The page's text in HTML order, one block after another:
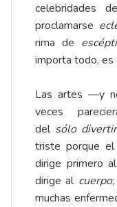
celebridades
proclamarse
rima de
importa todo, es
Las artes —y
veces
del sólo divertir
triste porque
dirige primero al
dirige al cuerpo
muchas